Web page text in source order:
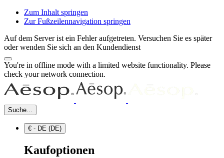
Zum Inhalt springen
Zur Fußzeilennavigation springen
Auf dem Server ist ein Fehler aufgetreten. Versuchen Sie es später
oder wenden Sie sich an den Kundendienst
You're in offline mode with a limited website functionality. Please
check your network connection.
Suche...
€ - DE (DE)
Kaufoptionen